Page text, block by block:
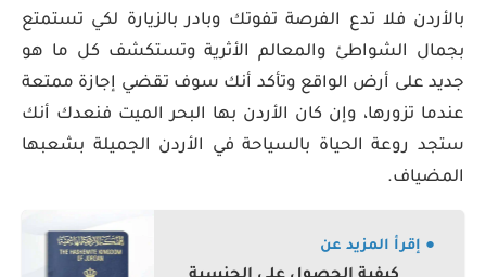
بالأردن فلا تدع الفرصة تفوتك وبادر بالزيارة لكي تستمتع
بجمال الشواطئ والمعالم الأثرية وتستكشف كل ما هو
جديد على أرض الواقع وتأكد أنك سوف تقضي إجازة ممتعة
عندما تزورها، وإن كان الأردن بها البحر الميت فنعدك أنك
ستجد روعة الحياة بالسياحة في الأردن الجميلة بشعبها
المضياف.
● إقرأ المزيد عن